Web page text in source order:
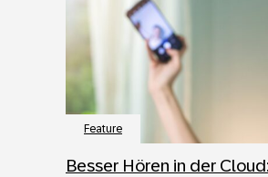
Feature
Besser Hören in der